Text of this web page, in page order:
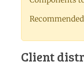
Client